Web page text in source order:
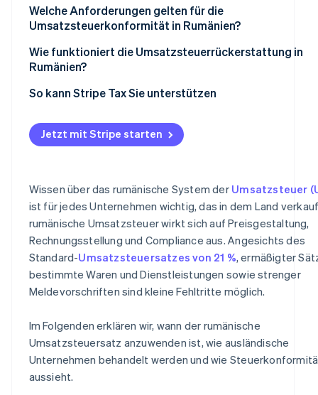
Welche Anforderungen gelten für die
Umsatzsteuerkonformität in Rumänien?
Wie funktioniert die Umsatzsteuerrückerstattung in
Rumänien?
So kann Stripe Tax Sie unterstützen
Jetzt mit Stripe starten
Wissen über das rumänische System der Umsatzsteuer
ist für jedes Unternehmen wichtig, das in dem Land
rumänische Umsatzsteuer wirkt sich auf Preisgestaltung,
Rechnungsstellung und Compliance aus. Angesichts des
Standard-Umsatzsteuersatzes von 21 %, ermäßigter
bestimmte Waren und Dienstleistungen sowie strenger
Meldevorschriften sind kleine Fehltritte möglich.
Im Folgenden erklären wir, wann der rumänische
Umsatzsteuersatz anzuwenden ist, wie ausländische
Unternehmen behandelt werden und wie
aussieht.